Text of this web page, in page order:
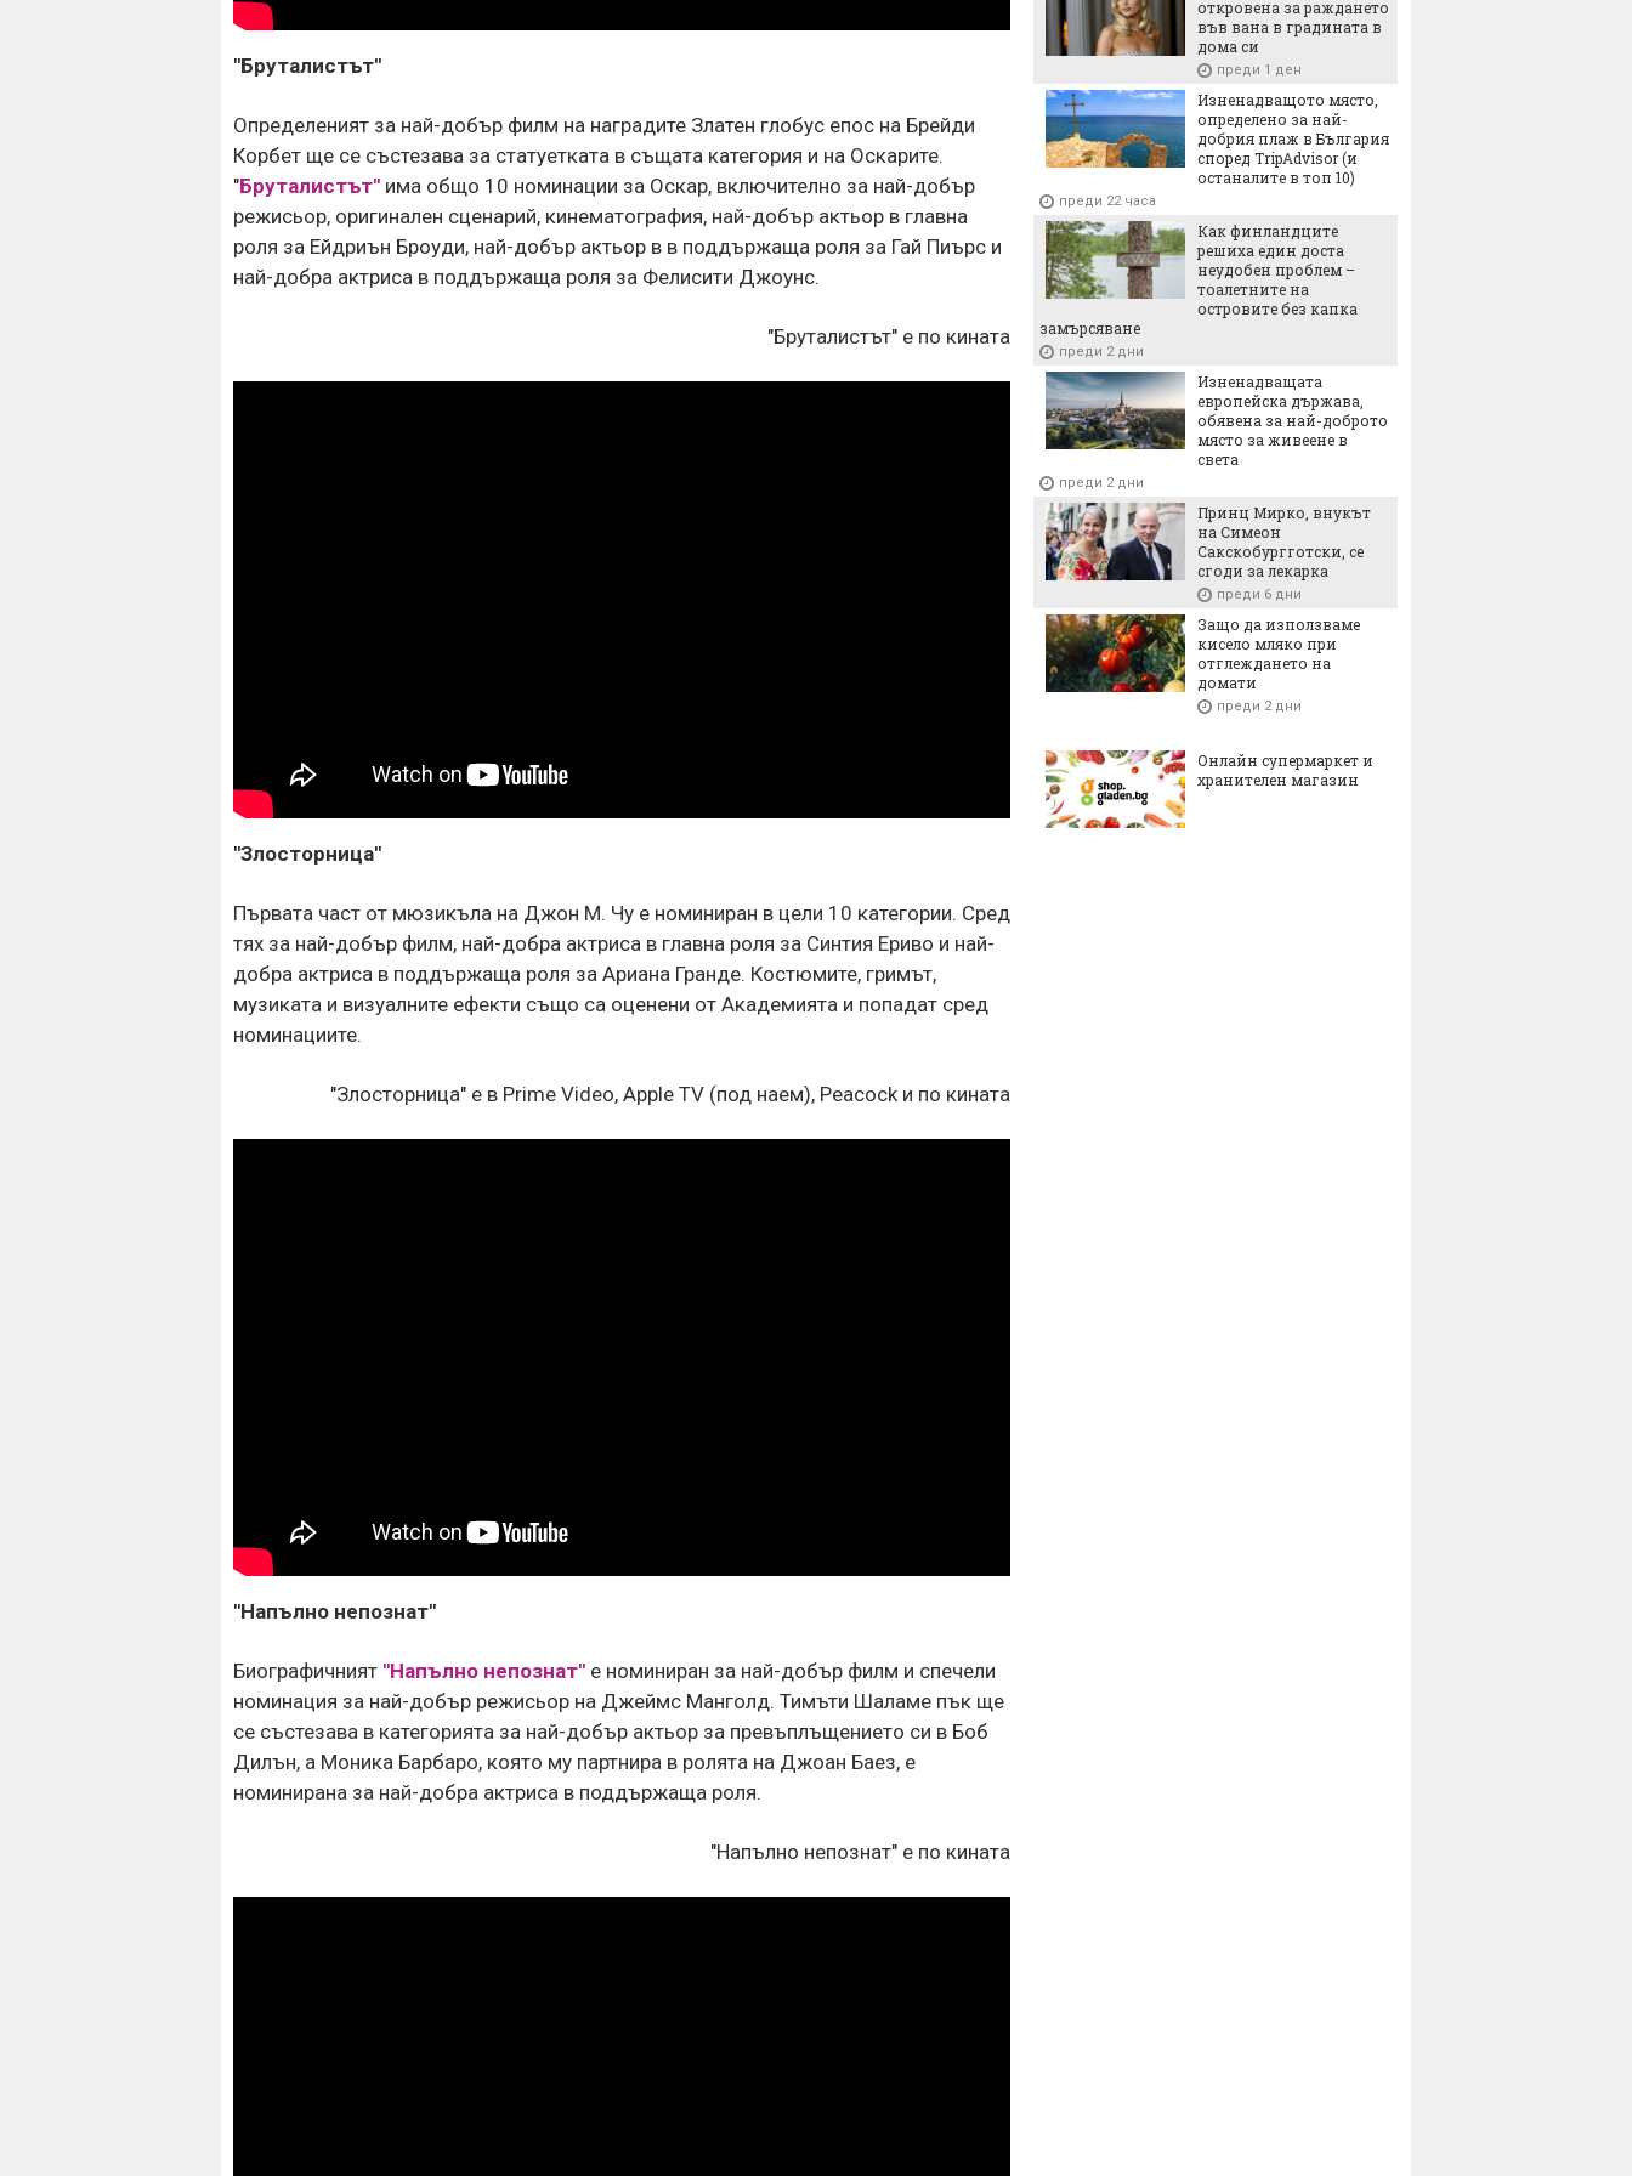
"Бруталистът"
Определеният за най-добър филм на наградите Златен глобус епос на Брейди
Корбет ще се състезава за статуетката в същата категория и на Оскарите.
"Бруталистът" има общо 10 номинации за Оскар, включително за най-добър
режисьор, оригинален сценарий, кинематография, най-добър актьор в главна
роля за Ейдриън Броуди, най-добър актьор в в поддържаща роля за Гай Пиърс и
най-добра актриса в поддържаща роля за Фелисити Джоунс.
"Бруталистът" е по кината
"Злосторница"
Първата част от мюзикъла на Джон М. Чу е номиниран в цели 10 категории. Сред
тях за най-добър филм, най-добра актриса в главна роля за Синтия Ериво и най-
добра актриса в поддържаща роля за Ариана Гранде. Костюмите, гримът,
музиката и визуалните ефекти също са оценени от Академията и попадат сред
номинациите.
"Злосторница" е в Prime Video, Apple TV (под наем), Peacock и по кината
"Напълно непознат"
Биографичният "Напълно непознат" е номиниран за най-добър филм и спечели
номинация за най-добър режисьор на Джеймс Манголд. Тимъти Шаламе пък ще
се състезава в категорията за най-добър актьор за превъплъщението си в Боб
Дилън, а Моника Барбаро, която му партнира в ролята на Джоан Баез, е
номинирана за най-добра актриса в поддържаща роля.
"Напълно непознат" е по кината
откровена за раждането
във вана в градината в
дома си
преди 1 ден
Изненадващото място,
определено за най-
добрия плаж в България
според TripAdvisor (и
останалите в топ 10)
преди 22 часа
Как финландците
решиха един доста
неудобен проблем –
тоалетните на
островите без капка
замърсяване
преди 2 дни
Изненадващата
европейска държава,
обявена за най-доброто
място за живеене в
света
преди 2 дни
Принц Мирко, внукът
на Симеон
Сакскобургготски, се
сгоди за лекарка
преди 6 дни
Защо да използваме
кисело мляко при
отглеждането на
домати
преди 2 дни
Онлайн супермаркет и
хранителен магазин